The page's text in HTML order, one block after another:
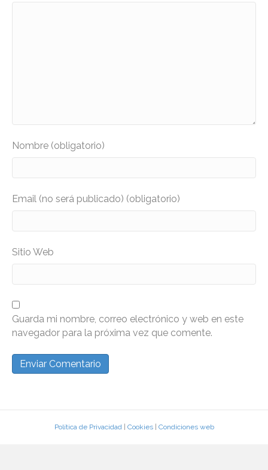
Nombre (obligatorio)
Email (no será publicado) (obligatorio)
Sitio Web
Guarda mi nombre, correo electrónico y web en este
navegador para la próxima vez que comente.
Política de Privacidad| Cookies| Condiciones web